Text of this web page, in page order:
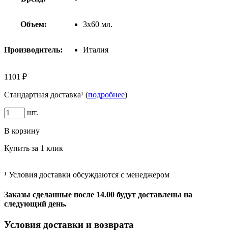
Объем: 3х60 мл.
Производитель: Италия
1101 ₽
Стандартная доставка¹ (подробнее)
шт.
В корзину
Купить за 1 клик
¹ Условия доставки обсуждаются с менеджером
Заказы сделанные после 14.00 будут доставлены на
следующий день.
Условия доставки и возврата